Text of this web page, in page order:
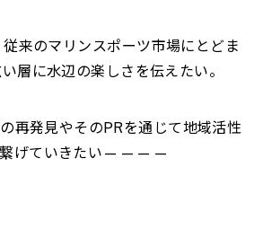
来のマリンスポーツ市場にとどま
層に水辺の楽しさを伝えたい。
再発見やそのPRを通じて地域活性
繋げていきたい————